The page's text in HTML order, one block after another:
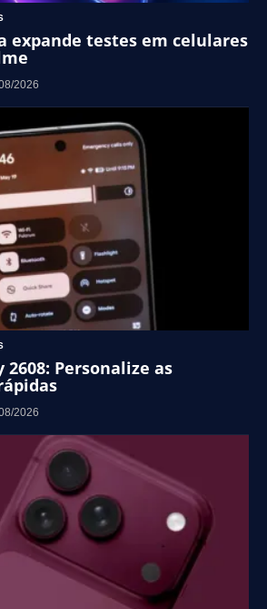
expande testes em celulares
2026
Personalize as
2026